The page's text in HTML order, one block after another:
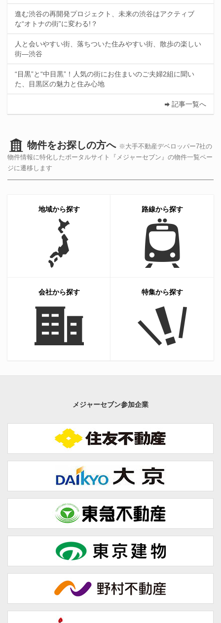
進む渋谷の再開発プロジェクト、未来の渋谷はアクティブ
な“オトナの街”に変わる!？
人と会いやすい街、落ちついた住みやすい街、散歩の楽しい
街—渋谷
“目黒”と“中目黒”！人気の街にお住まいのご夫婦2組に聞い
た、目黒区の魅力と住み心地
記事一覧へ
物件をお探しの方へ ※大手不動産デベロッパー7社の
物件情報に特化したポータルサイト『メジャーセブン』の物件一覧ペー
ジに遷移します
地域から探す 路線から探す
会社から探す 特集から探す
メジャーセブン参加企業